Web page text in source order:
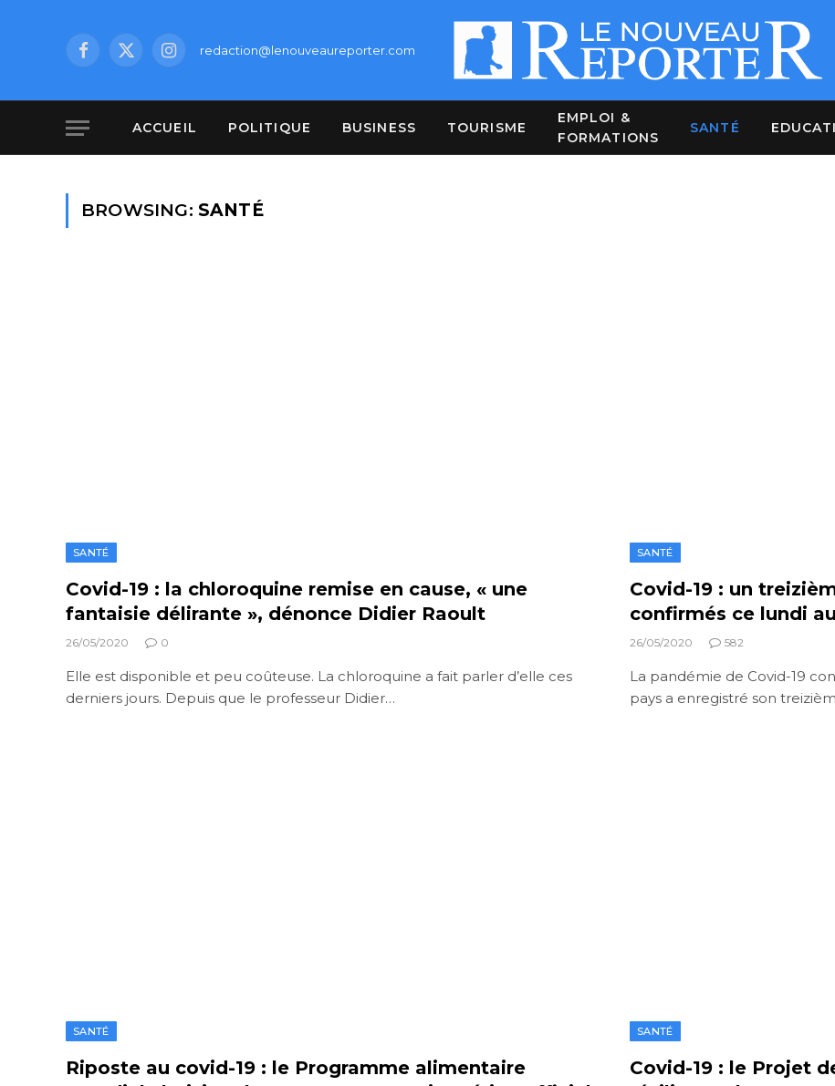
Facebook
X
Instagramredaction@lenouveaureporter.com
ACCUEIL POLITIQUE BUSINESS TOURISME
EMPLOI &
FORMATIONS
SANTÉ
BROWSING: SANTÉ
SANTÉ
Covid-19 : la chloroquine remise en cause, « une
fantaisie délirante », dénonce Didier Raoult
26/05/2020 0
Elle est disponible et peu coûteuse. La chloroquine a fait parler d’elle ces
derniers jours. Depuis que le professeur Didier…
SANTÉ
Covid-19 : un
confirmés ce lundi
26/05/2020 582
La pandémie de Covid-19
pays a enregistré son
SANTÉ
Riposte au covid-19 : le Programme alimentaire
SANTÉ
Covid-19 : le Projet